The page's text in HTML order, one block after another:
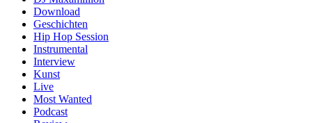
Download
Geschichten
Hip Hop Session
Instrumental
Interview
Kunst
Live
Most Wanted
Podcast